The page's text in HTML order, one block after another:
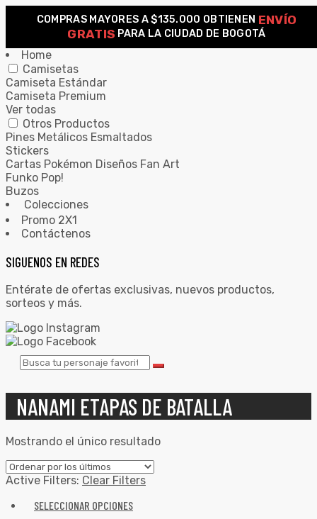
COMPRAS MAYORES A $135.000 OBTIENEN ENVÍO
GRATIS PARA LA CIUDAD DE BOGOTÁ
Home
Camisetas
Camiseta Estándar
Camiseta Premium
Ver todas
Otros Productos
Pines Metálicos Esmaltados
Stickers
Cartas Pokémon Diseños Fan Art
Funko Pop!
Buzos
Colecciones
Promo 2X1
Contáctenos
SIGUENOS EN REDES
Entérate de ofertas exclusivas, nuevos productos,
sorteos y más.
NANAMI ETAPAS DE BATALLA
Mostrando el único resultado
Active Filters: Clear Filters
SELECCIONAR OPCIONES